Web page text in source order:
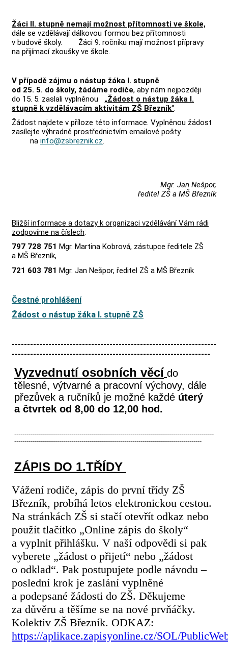
Žáci II. stupně nemají možnost přítomnosti ve škole,
dále se vzdělávají dálkovou formou bez přítomnosti
v budově školy. Žáci 9. ročníku mají možnost přípravy
na přijímací zkoušky ve škole.
V případě zájmu o nástup žáka I. stupně
od 25. 5. do školy, žádáme rodiče, aby nám nejpozději
do 15. 5. zaslali vyplněnou „Žádost o nástup žáka I.
stupně k vzdělávacím aktivitám ZŠ Březník“.
Žádost najdete v příloze této informace. Vyplněnou žádost
zasílejte výhradně prostřednictvím emailové pošty
na info@zsbreznik.cz.
Mgr. Jan Nešpor,
ředitel ZŠ a MŠ Březník
Bližší informace a dotazy k organizaci vzdělávání Vám rádi
zodpovíme na číslech:
797 728 751 Mgr. Martina Kobrová, zástupce ředitele ZŠ
a MŠ Březník,
721 603 781 Mgr. Jan Nešpor, ředitel ZŠ a MŠ Březník
Čestné prohlášení
Žádost o nástup žáka I. stupně ZŠ
-------------------------------------------------------------------
-----------------------------------------------------------------
Vyzvednutí osobních věcí do
tělesné, výtvarné a pracovní výchovy, dále
přezůvek a ručníků je možné každé úterý
a čtvrtek od 8,00 do 12,00 hod.
--------------------------------------------------------------------------------------------------
--------------------------------------------------------------------------------------------
ZÁPIS DO 1.TŘÍDY
Vážení rodiče, zápis do první třídy ZŠ
Březník, probíhá letos elektronickou cestou.
Na stránkách ZŠ si stačí otevřít odkaz nebo
použít tlačítko „Online zápis do školy“
a vyplnit přihlášku. V naší odpovědi si pak
vyberete „žádost o přijetí“ nebo „žádost
o odklad“. Pak postupujete podle návodu –
poslední krok je zaslání vyplněné
a podepsané žádosti do ZŠ. Děkujeme
za důvěru a těšíme se na nové prvňáčky.
Kolektiv ZŠ Březník. ODKAZ:
https://aplikace.zapisyonline.cz/SOL/